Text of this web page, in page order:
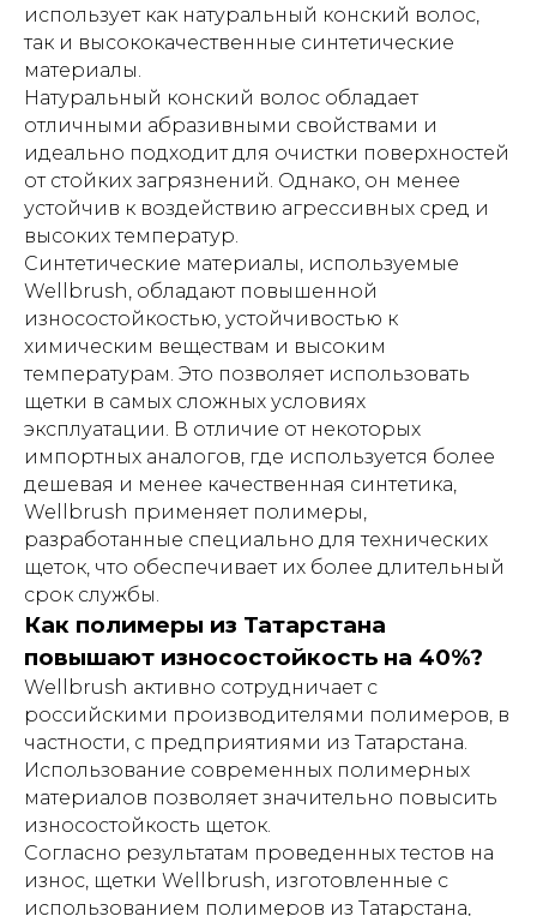
использует как натуральный конский волос,
так и высококачественные синтетические
материалы.
Натуральный конский волос обладает
отличными абразивными свойствами и
идеально подходит для очистки поверхностей
от стойких загрязнений. Однако, он менее
устойчив к воздействию агрессивных сред и
высоких температур.
Синтетические материалы, используемые
Wellbrush, обладают повышенной
износостойкостью, устойчивостью к
химическим веществам и высоким
температурам. Это позволяет использовать
щетки в самых сложных условиях
эксплуатации. В отличие от некоторых
импортных аналогов, где используется более
дешевая и менее качественная синтетика,
Wellbrush применяет полимеры,
разработанные специально для технических
щеток, что обеспечивает их более длительный
срок службы.
Как полимеры из Татарстана
повышают износостойкость на 40%?
Wellbrush активно сотрудничает с
российскими производителями полимеров, в
частности, с предприятиями из Татарстана.
Использование современных полимерных
материалов позволяет значительно повысить
износостойкость щеток.
Согласно результатам проведенных тестов на
износ, щетки Wellbrush, изготовленные с
использованием полимеров из Татарстана,